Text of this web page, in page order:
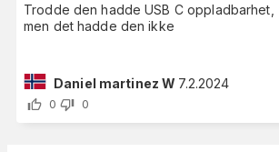
Trodde den hadde USB C oppladbarhet,
men det hadde den ikke
Daniel martinez W 7.2.2024
0 0